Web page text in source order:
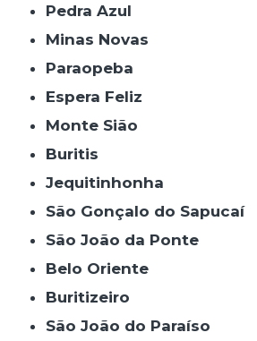
Pedra Azul
Minas Novas
Paraopeba
Espera Feliz
Monte Sião
Buritis
Jequitinhonha
São Gonçalo do Sapucaí
São João da Ponte
Belo Oriente
Buritizeiro
São João do Paraíso